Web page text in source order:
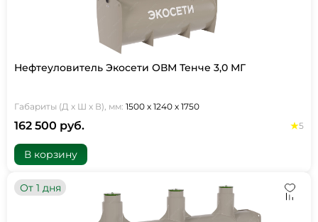
Нефтеуловитель Экосети ОВМ Тенче 3,0 МГ
Габариты (Д х Ш х В), мм: 1500 х 1240 х 1750
162 500 руб. 5
В корзину
От 1 дня